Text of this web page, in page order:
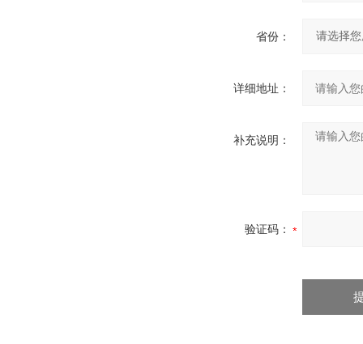
省份：
详细地址：
补充说明：
验证码：